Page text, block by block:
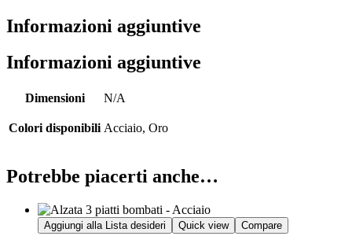
Informazioni aggiuntive
Informazioni aggiuntive
Dimensioni N/A
Colori disponibili Acciaio, Oro
Potrebbe piacerti anche…
Aggiungi alla Lista desideri Quick view Compare